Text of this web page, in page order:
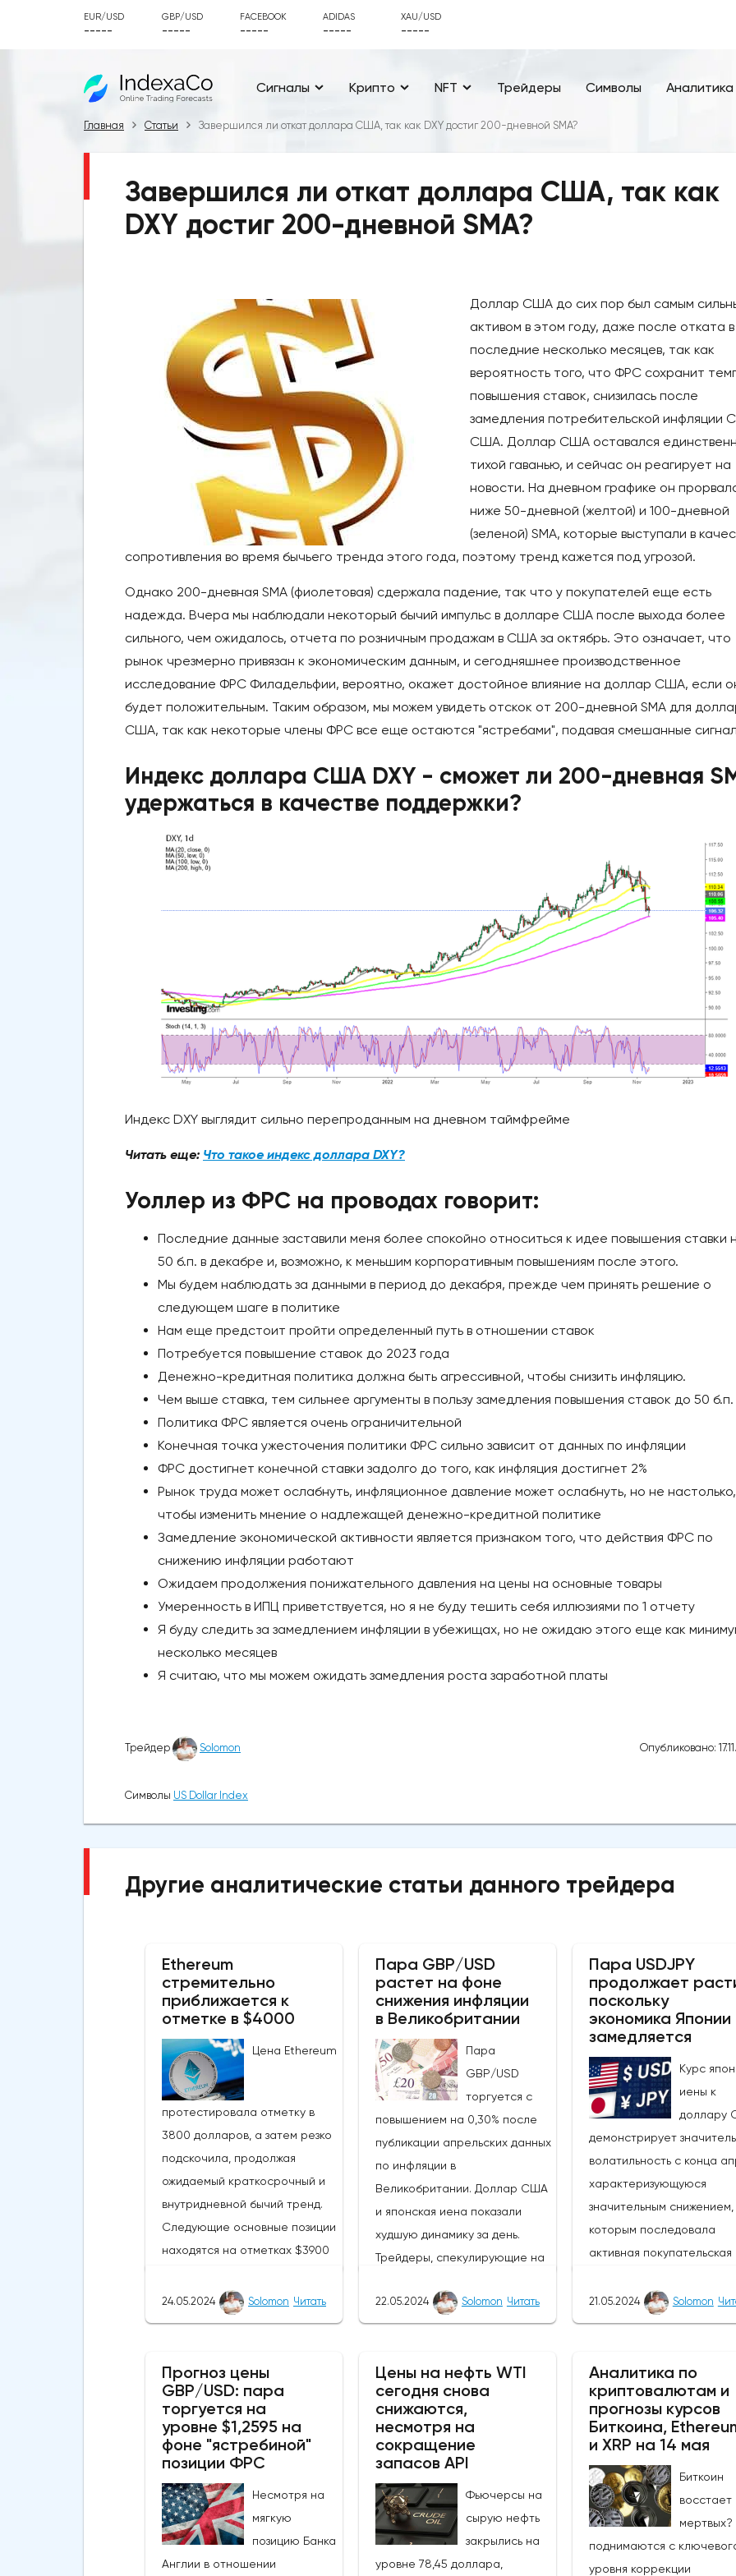
EUR/USD
-----
GBP/USD
-----
FACEBOOK
-----
ADIDAS
-----
XAU/USD
-----
Сигналы Крипто NFT Трейдеры Символы Аналитика
Главная Статьи Завершился ли откат доллара США, так как DXY достиг 200-дневной SMA?
Завершился ли откат доллара США, так как
DXY достиг 200-дневной SMA?
Доллар США до сих пор был самым
активом в этом году, даже после отката в
последние несколько месяцев, так как
вероятность того, что ФРС сохранит
повышения ставок, снизилась после
замедления потребительской инфляции
США. Доллар США оставался
тихой гаванью, и сейчас он реагирует на
новости. На дневном графике он
ниже 50-дневной (желтой) и 100-дневной
(зеленой) SMA, которые выступали в
сопротивления во время бычьего тренда этого года, поэтому тренд кажется под угрозой.
Однако 200-дневная SMA (фиолетовая) сдержала падение, так что у покупателей еще есть
надежда. Вчера мы наблюдали некоторый бычий импульс в долларе США после выхода более
сильного, чем ожидалось, отчета по розничным продажам в США за октябрь. Это означает, что
рынок чрезмерно привязан к экономическим данным, и сегодняшнее производственное
исследование ФРС Филадельфии, вероятно, окажет достойное влияние на доллар США, если
будет положительным. Таким образом, мы можем увидеть отскок от 200-дневной SMA для
США, так как некоторые члены ФРС все еще остаются "ястребами", подавая смешанные
Индекс доллара США DXY - сможет ли 200-дневная
удержаться в качестве поддержки?
Индекс DXY выглядит сильно перепроданным на дневном таймфрейме
Читать еще: Что такое индекс доллара DXY?
Уоллер из ФРС на проводах говорит:
Последние данные заставили меня более спокойно относиться к идее повышения ставки
50 б.п. в декабре и, возможно, к меньшим корпоративным повышениям после этого.
Мы будем наблюдать за данными в период до декабря, прежде чем принять решение о
следующем шаге в политике
Нам еще предстоит пройти определенный путь в отношении ставок
Потребуется повышение ставок до 2023 года
Денежно-кредитная политика должна быть агрессивной, чтобы снизить инфляцию.
Чем выше ставка, тем сильнее аргументы в пользу замедления повышения ставок до 50 б.п.
Политика ФРС является очень ограничительной
Конечная точка ужесточения политики ФРС сильно зависит от данных по инфляции
ФРС достигнет конечной ставки задолго до того, как инфляция достигнет 2%
Рынок труда может ослабнуть, инфляционное давление может ослабнуть, но не настолько,
чтобы изменить мнение о надлежащей денежно-кредитной политике
Замедление экономической активности является признаком того, что действия ФРС по
снижению инфляции работают
Ожидаем продолжения понижательного давления на цены на основные товары
Умеренность в ИПЦ приветствуется, но я не буду тешить себя иллюзиями по 1 отчету
Я буду следить за замедлением инфляции в убежищах, но не ожидаю этого еще как
несколько месяцев
Я считаю, что мы можем ожидать замедления роста заработной платы
Трейдер Solomon Опубликовано:
Символы US Dollar Index
Другие аналитические статьи данного трейдера
Ethereum
стремительно
приближается к
отметке в $4000
Цена Ethereum
протестировала отметку в
3800 долларов, а затем резко
подскочила, продолжая
ожидаемый краткосрочный и
внутридневной бычий тренд.
Следующие основные позиции
находятся на отметках $3900
Похоже, что криптовалюта
находится недалеко от уровня
смог подняться выше своей
50-дневной скользящей
средней из-за недавних
бычьих колебаний, которые
могут развеять опасения
направления движения
криптовалюты.Курс супер-
альткоина не рос до тех пор,
пока за неделю до истечения
24.05.2024 Solomon Читать
Пара GBP/USD
растет на фоне
снижения инфляции
в Великобритании
Пара
GBP/USD
торгуется с
повышением на 0,30% после
публикации апрельских данных
по инфляции в
Великобритании. Доллар США
и японская иена показали
худшую динамику за день.
Трейдеры, спекулирующие на
извлечь выгоду из ослабления
этих валют, так как пара
Однако инвесторам следует
быть осторожными в
отношении возможных
изменений цен в связи с
открытием европейского
рынка.Инфляция в
Великобритании снизилась с
3,2% до 2,3%, что стало самым
22.05.2024 Solomon Читать
Пара USDJPY
продолжает
поскольку
экономика Японии
замедляется
Курс
иены к
доллару
демонстрирует
волатильность с конца
характеризующуюся
значительным снижением,
которым последовала
активная покупательская
покупатели сохраняют
контроль, и основной
направляется к отметке
поскольку экономические
показатели Японии
на ослабление
услуг снизилась на -2,4%
сравнению с прошлым
месяцем, в то время как
мы увидим основные
21.05.2024 Solomon
Прогноз цены
GBP/USD: пара
торгуется на
уровне $1,2595 на
фоне "ястребиной"
позиции ФРС
Несмотря на
мягкую
позицию Банка
Англии в отношении
Цены на нефть WTI
сегодня снова
снижаются,
несмотря на
сокращение
запасов API
Фьючерсы на
сырую нефть
закрылись на
уровне 78,45 доллара,
Аналитика по
криптовалютам и
прогнозы курсов
Биткоина,
и XRP на 14 мая
Биткоин
восстает
мертвых?
поднимаются с
уровня коррекции